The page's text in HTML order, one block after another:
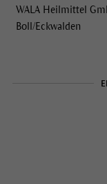
WALA Heilmittel
Boll/Eckwalden